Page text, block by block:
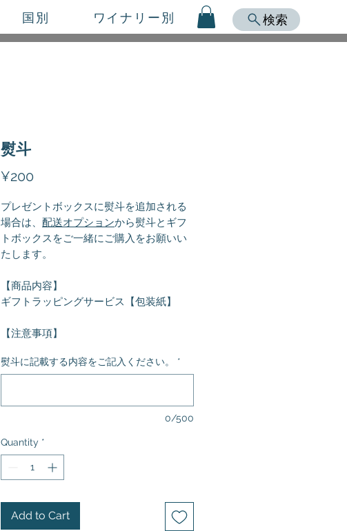
国別 ワイナリー別 検索
熨斗
¥200
プレゼントボックスに熨斗を追加される
場合は、 配送オプションから熨斗とギフ
トボックスをご一緒にご購入をお願いい
たします。
【商品内容】
ギフトラッピングサービス【包装紙】
【注意事項】
です。
商品の移行に伴い、お届けする商品箱
ざいます。
箱、包装用紙については弊社で用意し
たものでラッピングいたします。
熨斗に記載する内容をご記入ください。 *
0/500
Quantity *
Add to Cart